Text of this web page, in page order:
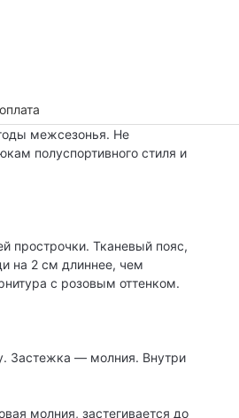
межсезонья. Не
полуспортивного стиля и
прострочки. Тканевый пояс,
на 2 см длиннее, чем
с розовым оттенком.
Застежка — молния. Внутри
молния, застегивается до